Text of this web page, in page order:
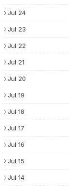
Jul 24
Jul 23
Jul 22
Jul 21
Jul 20
Jul 19
Jul 18
Jul 17
Jul 16
Jul 15
Jul 14